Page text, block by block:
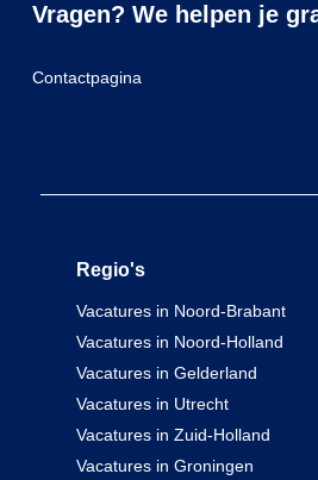
Vragen? We helpen je
Contactpagina
Regio's
Vacatures in Noord-Brabant
Vacatures in Noord-Holland
Vacatures in Gelderland
Vacatures in Utrecht
Vacatures in Zuid-Holland
Vacatures in Groningen